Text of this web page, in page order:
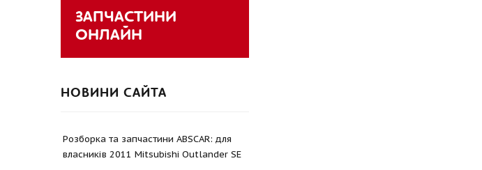
ЗАПЧАСТИНИ
ОНЛАЙН
НОВИНИ САЙТА
Розборка та запчастини ABSCAR: для
власників 2011 Mitsubishi Outlander SE